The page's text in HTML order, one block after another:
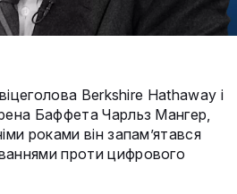
Berkshire Hathaway і
Баффета Чарльз Мангер,
роками він запам’ятався
проти цифрового